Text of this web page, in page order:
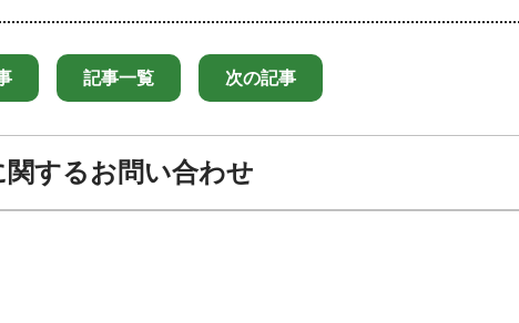
記事一覧 次の記事
するお問い合わせ